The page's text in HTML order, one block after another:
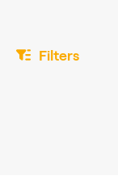
Filters